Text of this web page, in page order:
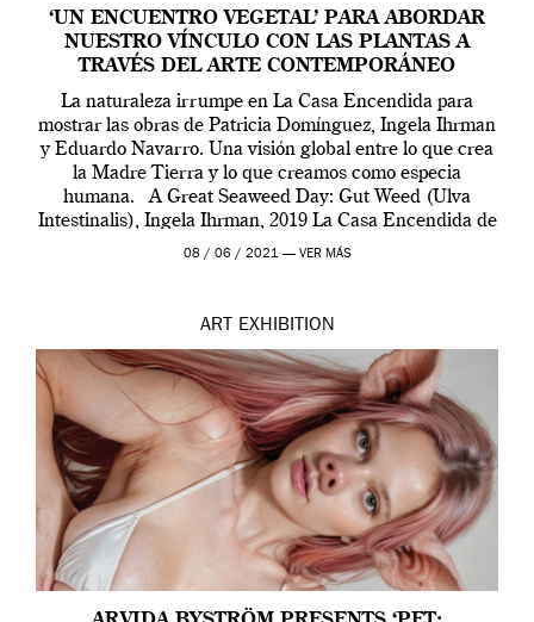
‘UN ENCUENTRO VEGETAL’ PARA ABORDAR
NUESTRO VÍNCULO CON LAS PLANTAS A
TRAVÉS DEL ARTE CONTEMPORÁNEO
La naturaleza irrumpe en La Casa Encendida para
mostrar las obras de Patricia Domínguez, Ingela Ihrman
y Eduardo Navarro. Una visión global entre lo que crea
la Madre Tierra y lo que creamos como especia
humana. A Great Seaweed Day: Gut Weed (Ulva
Intestinalis), Ingela Ihrman, 2019 La Casa Encendida de
Madrid y la Wellcome […]
08 / 06 / 2021 — VER MÁS
ART EXHIBITION